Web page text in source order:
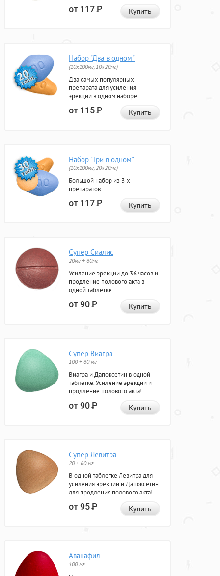
от 117Р Купить
Набор "Два в одном"
(10x100мг, 10x20мг)
Два самых популярных
препарата для усиления
эрекции в одном наборе!
от 115Р Купить
Набор "Три в одном"
(10x100мг, 20x20мг)
Большой набор из 3-х
препаратов.
от 117Р Купить
Супер Сиалис
20мг + 60мг
Усиление эрекции до 36 часов и
продление полового акта в
одной таблетке.
от 90Р Купить
Супер Виагра
100 + 60 мг
Виагра и Дапоксетин в одной
таблетке. Усиление эрекции и
продление полового акта!
от 90Р Купить
Супер Левитра
20 + 60 мг
В одной таблетке Левитра для
усиления эрекции и Дапоксетин
для продления полового акта!
от 95Р Купить
Аванафил
100 мг